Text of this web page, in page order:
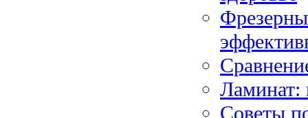
Ламинат:
Советы